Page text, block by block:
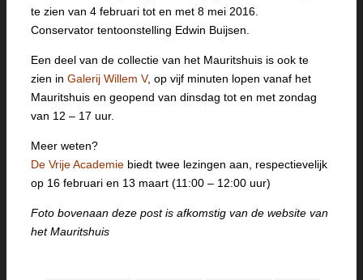
te zien van 4 februari tot en met 8 mei 2016.
Conservator tentoonstelling Edwin Buijsen.
Een deel van de collectie van het Mauritshuis is ook te
zien in Galerij Willem V, op vijf minuten lopen vanaf het
Mauritshuis en geopend van dinsdag tot en met zondag
van 12 – 17 uur.
Meer weten?
De Vrije Academie biedt twee lezingen aan, respectievelijk
op 16 februari en 13 maart (11:00 – 12:00 uur)
Foto bovenaan deze post is afkomstig van de website van
het Mauritshuis